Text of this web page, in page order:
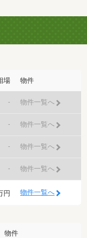
場 物件
- 物件一覧へ
- 物件一覧へ
- 物件一覧へ
- 物件一覧へ
円 物件一覧へ
物件